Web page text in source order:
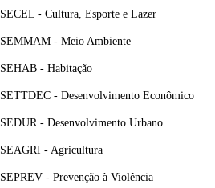
SECEL - Cultura, Esporte e Lazer
SEMMAM - Meio Ambiente
SEHAB - Habitação
SETTDEC - Desenvolvimento Econômico
SEDUR - Desenvolvimento Urbano
SEAGRI - Agricultura
SEPREV - Prevenção à Violência